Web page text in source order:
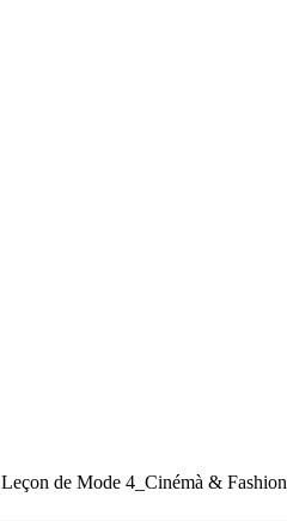
Leçon de Mode 4_Cinémà & Fashion